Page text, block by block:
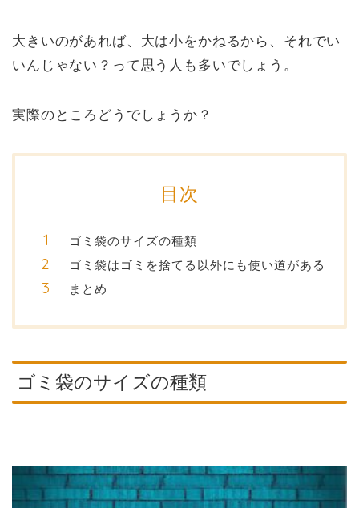
大きいのがあれば、大は小をかねるから、それでい
いんじゃない？って思う人も多いでしょう。
実際のところどうでしょうか？
目次
ゴミ袋のサイズの種類
ゴミ袋はゴミを捨てる以外にも使い道がある
まとめ
ゴミ袋のサイズの種類